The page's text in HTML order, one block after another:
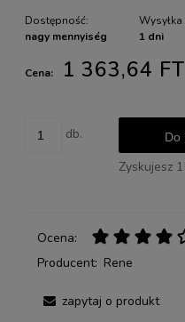
Dostępność:
nagy mennyiség
Wysyłka
1 dni
Cena: 1 363,64 FT
db. Do
Zyskujesz
Ocena:
Producent: Rene
zapytaj o produkt